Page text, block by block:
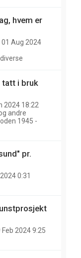
hvem er
01 Aug 2024
diverse
tatt i bruk
2024 18:22
andre
1945 -
pr.
0:31
Feb 2024 9:25